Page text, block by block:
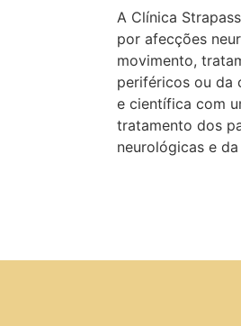
A Clínica
por afecções
movimento,
periféricos ou da
e científica com
tratamento dos
neurológicas e